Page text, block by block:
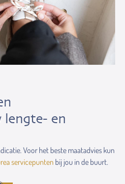
lengte- en
Voor het beste maatadvies kun
servicepunten bij jou in de buurt.